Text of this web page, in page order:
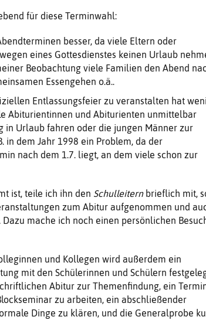
für diese Terminwahl:
besser, da viele Eltern oder
eines Gottesdienstes keinen Urlaub
Beobachtung viele Familien den Abend
Essengehen o.ä..
Entlassungsfeier zu veranstalten hat
Abiturientinnen und Abiturienten unmittelbar
in Urlaub fahren oder die jungen Männer zur
in dem Jahr 1998 ein Problem, da der
nach dem 1.7. liegt, an dem viele schon zur
ist, teile ich ihn den Schulleiternbrieflich mit,
zum Abitur aufgenommen und
mache ich noch einen persönlichen
und Kollegen wird außerdem ein
mit den Schülerinnen und Schülern
Abitur zur Themenfindung, ein
zu arbeiten, ein abschließender
Dinge zu klären, und die Generalprobe